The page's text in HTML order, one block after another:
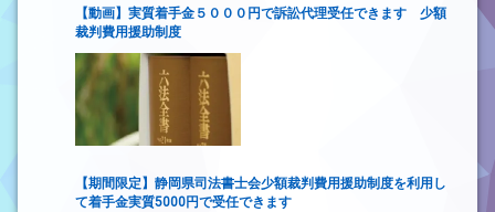
【動画】実質着手金５０００円で訴訟代理受任できます 少額
裁判費用援助制度
【期間限定】静岡県司法書士会少額裁判費用援助制度を利用し
て着手金実質5000円で受任できます